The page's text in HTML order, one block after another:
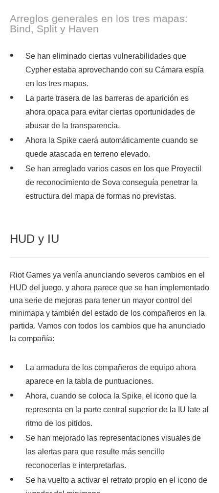
Arreglos generales en los tres mapas:
Bind, Split y Haven
Se han eliminado ciertas vulnerabilidades que
Cypher estaba aprovechando con su Cámara espía
en los tres mapas.
La parte trasera de las barreras de aparición es
ahora opaca para evitar ciertas oportunidades de
abusar de la transparencia.
Ahora la Spike caerá automáticamente cuando se
quede atascada en terreno elevado.
Se han arreglado varios casos en los que Proyectil
de reconocimiento de Sova conseguía penetrar la
estructura del mapa de formas no previstas.
HUD y IU
Riot Games ya venía anunciando severos cambios en el
HUD del juego, y ahora parece que se han implementado
una serie de mejoras para tener un mayor control del
minimapa y también del estado de los compañeros en la
partida. Vamos con todos los cambios que ha anunciado
la compañía:
La armadura de los compañeros de equipo ahora
aparece en la tabla de puntuaciones.
Ahora, cuando se coloca la Spike, el icono que la
representa en la parte central superior de la IU late al
ritmo de los pitidos.
Se han mejorado las representaciones visuales de
las alertas para que resulte más sencillo
reconocerlas e interpretarlas.
Se ha vuelto a activar el retrato propio en el icono de